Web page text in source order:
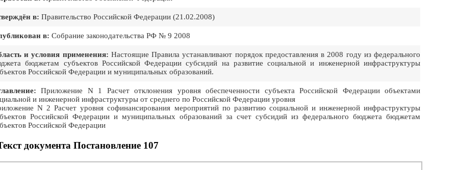
в: Правительство Российской Федеpации (21.02.2008)
в: Собрание законодательства РФ № 9 2008
и условия применения: Настоящие Правила устанавливают порядок предоставления в 2008 году из федерального
бюджетам субъектов Российской Федерации субсидий на развитие социальной и инженерной инфраструктуры
Российской Федерации и муниципальных образований.
Приложение N 1 Расчет отклонения уровня обеспеченности субъекта Российской Федерации объектами
и инженерной инфраструктуры от среднего по Российской Федерации уровня
N 2 Расчет уровня софинансирования мероприятий по развитию социальной и инженерной инфраструктуры
Российской Федерации и муниципальных образований за счет субсидий из федерального бюджета бюджетам
Российской Федерации
документа Постановление 107